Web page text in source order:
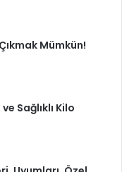
özel
veya apse
irin topluluğu)
Mümkün!
Sağlıklı Kilo